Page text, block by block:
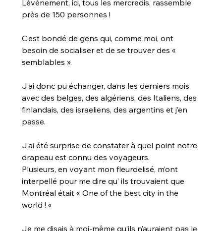
L’évènement, ici, tous les mercredis, rassemble
près de 150 personnes !
C’est bondé de gens qui, comme moi, ont
besoin de socialiser et de se trouver des «
semblables ».
J’ai donc pu échanger, dans les derniers mois,
avec des belges, des algériens, des Italiens, des
finlandais, des israeliens, des argentins et j’en
passe.
J’ai été surprise de constater à quel point notre
drapeau est connu des voyageurs.
Plusieurs, en voyant mon fleurdelisé, m’ont
interpellé pour me dire qu’ ils trouvaient que
Montréal était « One of the best city in the
world ! «
Je me disais à moi-même qu’ils n’auraient pas le